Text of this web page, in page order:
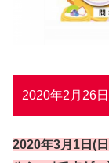
2020年2月26
2020年3月1日(